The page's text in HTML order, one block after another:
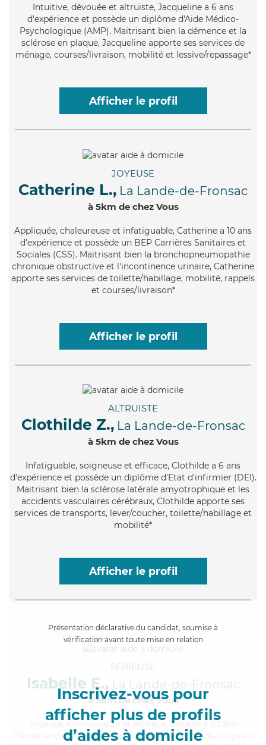
Intuitive, dévouée et altruiste, Jacqueline a 6 ans
d'expérience et possède un diplôme d'Aide Médico-
Psychologique (AMP). Maitrisant bien la démence et la
sclérose en plaque, Jacqueline apporte ses services de
ménage, courses/livraison, mobilité et lessive/repassage*
Afficher le profil
JOYEUSE
Catherine L., La Lande-de-Fronsac
à 5km de chez Vous
Appliquée, chaleureuse et infatiguable, Catherine a 10 ans
d'expérience et possède un BEP Carrières Sanitaires et
Sociales (CSS). Maitrisant bien la bronchopneumopathie
chronique obstructive et l'incontinence urinaire, Catherine
apporte ses services de toilette/habillage, mobilité, rappels
et courses/livraison*
Afficher le profil
ALTRUISTE
Clothilde Z., La Lande-de-Fronsac
à 5km de chez Vous
Infatiguable, soigneuse et efficace, Clothilde a 6 ans
d'expérience et possède un diplôme d'Etat d'infirmier (DEI).
Maitrisant bien la sclérose latérale amyotrophique et les
accidents vasculaires cérébraux, Clothilde apporte ses
services de transports, lever/coucher, toilette/habillage et
mobilité*
Afficher le profil
Présentation déclarative du candidat, soumise à
vérification avant toute mise en relation
Inscrivez-vous pour
afficher plus de profils
d’aides à domicile
SÉRIEUSE
Isabelle E., La Lande-de-Fronsac
à 5km de chez Vous
, enthousiaste et efficace, Isabelle a 20 ans
d'expérience et possède un diplôme d'Etat d'aide-soignant